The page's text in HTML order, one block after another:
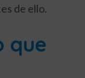
de ello.
que